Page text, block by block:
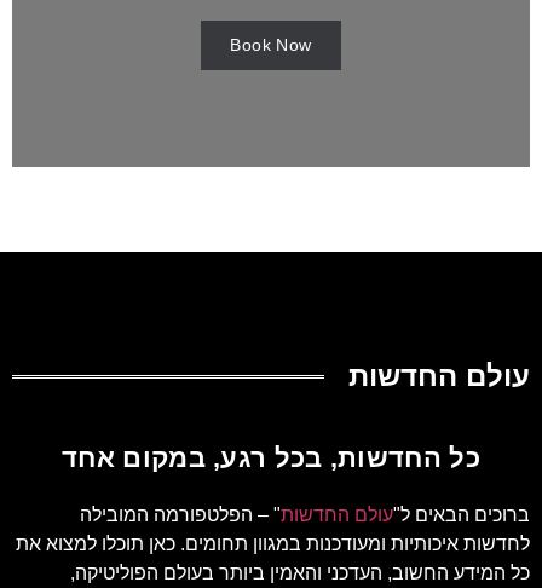
Book Now
עולם החדשות
כל החדשות, בכל רגע, במקום אחד
ברוכים הבאים ל"עולם החדשות" – הפלטפורמה המובילה
לחדשות איכותיות ומעודכנות במגוון תחומים. כאן תוכלו למצוא את
כל המידע החשוב, העדכני והאמין ביותר בעולם הפוליטיקה,